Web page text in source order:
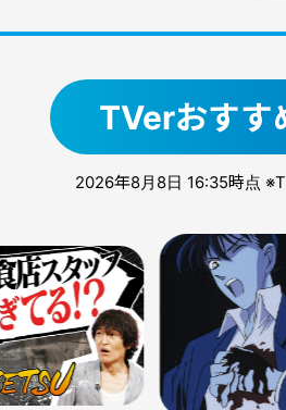
TVerおすす
2026年8月8日 16:35時点